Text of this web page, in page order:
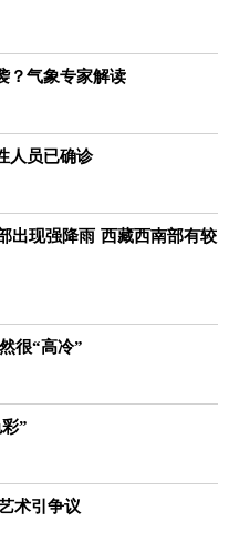
？气象专家解读
人员已确诊
出现强降雨 西藏西南部有较
很“高冷”
”
术引争议